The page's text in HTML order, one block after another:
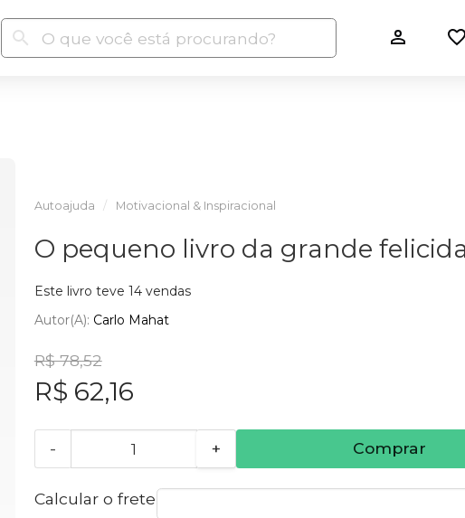
Autoajuda Motivacional & Inspiracional
O pequeno livro da grande
Este livro teve 14 vendas
Autor(a): Carlo Mahat
R$ 78,52
R$ 62,16
- + Comprar
Calcular o frete